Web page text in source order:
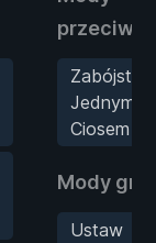
Zabójstwa
Jednym
Ciosem
Mody gry
Ustaw